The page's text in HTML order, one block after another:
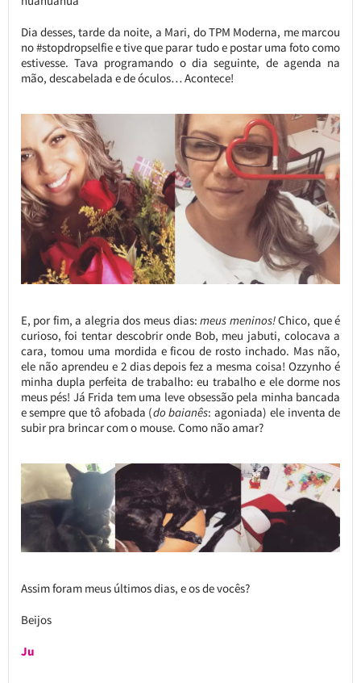
Dia desses, tarde da noite, a Mari, do TPM Moderna, me marcou
no #stopdropselfie e tive que parar tudo e postar uma foto como
estivesse. Tava programando o dia seguinte, de agenda na
mão, descabelada e de óculos… Acontece!
E, por fim, a alegria dos meus dias:meus meninos!Chico, que é
curioso, foi tentar descobrir onde Bob, meu jabuti, colocava a
cara, tomou uma mordida e ficou de rosto inchado. Mas não,
ele não aprendeu e 2 dias depois fez a mesma coisa! Ozzynho é
minha dupla perfeita de trabalho: eu trabalho e ele dorme nos
meus pés! Já Frida tem uma leve obsessão pela minha bancada
e sempre que tô afobada (do baianês: agoniada) ele inventa de
subir pra brincar com o mouse. Como não amar?
Assim foram meus últimos dias, e os de vocês?
Beijos
Ju